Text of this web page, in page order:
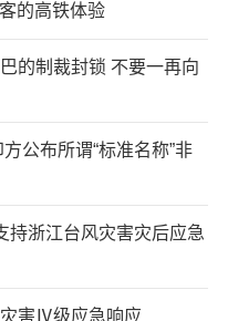
的高铁体验
的制裁封锁 不要一再向
公布所谓“标准名称”非
持浙江台风灾害灾后应急
害Ⅳ级应急响应